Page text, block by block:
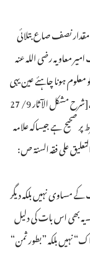
مقدار نصف صاع بتلائی
معاویہ رضی اللہ عنہ
معلوم ہونا چاہئے عین یہی
بات مرفوعا صحیح حدیث سے بھی ثابت ہے[شرح مشكل الآثار 9/ 27
پر صحیح ہے جیساکہ علامہ
على فقه السنة ص:
کے مساوی نہیں بلکہ دیگر
بھی اس بات کی دلیل
نہیں بلکہ ”بطور ثمن“